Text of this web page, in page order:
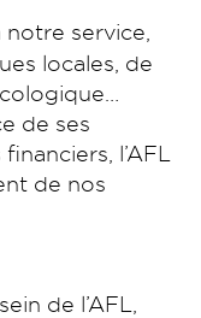
notre service,
locales, de
de ses
l’AFL
de nos
de l’AFL,